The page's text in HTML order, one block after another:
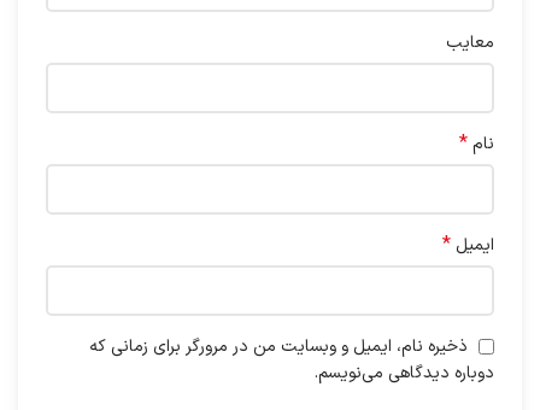
معایب
نام*
ایمیل *
ذخیره نام، ایمیل و وبسایت من در مرورگر برای زمانی که
دوباره دیدگاهی می‌نویسم.